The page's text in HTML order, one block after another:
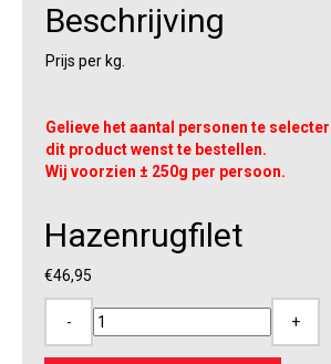
Hazenrugfilet
€46,95
Hazenrugfilet
aantal
- +
Beschrijving
Prijs per kg.
Gelieve het aantal personen te
dit product wenst te bestellen.
Wij voorzien ± 250g per persoon.